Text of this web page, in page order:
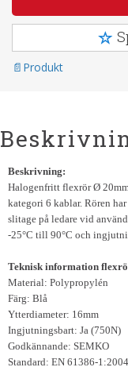
Produkt
Beskrivning:
Halogenfritt flexrör Ø
kategori 6 kablar. Rören
slitage på ledare vid
-25°C till 90°C och
Teknisk information
Material: Polypropylén
Färg: Blå
Ytterdiameter: 16mm
Ingjutningsbart: Ja (750N)
Godkännande: SEMKO
Standard: EN 61386-